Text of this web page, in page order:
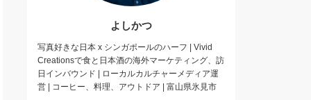
よしかつ
写真好きな日本 x シンガポールのハーフ | Vivid
Creationsで食と日本酒の海外マーケティング、訪
日インバウンド | ローカルカルチャーメディア運
営 | コーヒー、料理、アウトドア | 富山県氷見市